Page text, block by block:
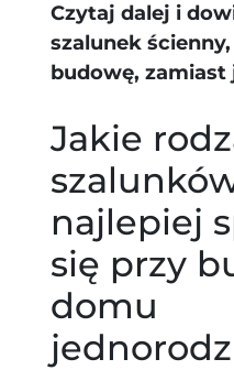
Czytaj dalej i
szalunek
budowę,
Jakie
najlepiej
się przy
domu